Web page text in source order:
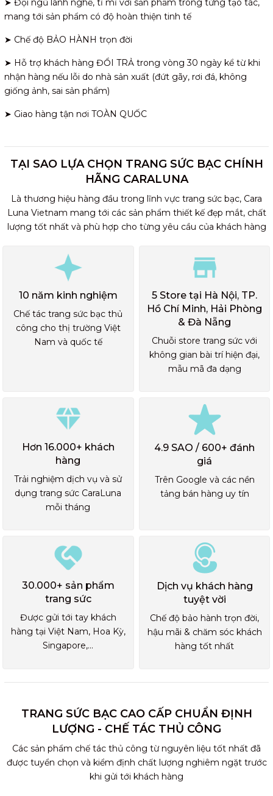
➤ Đội ngũ lành nghề, tỉ mỉ với sản phẩm trong từng tạo tác,
mang tới sản phẩm có độ hoàn thiện tinh tế
➤ Chế độ BẢO HÀNH trọn đời
➤ Hỗ trợ khách hàng ĐỔI TRẢ trong vòng 30 ngày kể từ khi
nhận hàng nếu lỗi do nhà sản xuất (đứt gãy, rơi đá, không
giống ảnh, sai sản phẩm)
➤ Giao hàng tận nơi TOÀN QUỐC
TẠI SAO LỰA CHỌN TRANG SỨC BẠC CHÍNH
HÃNG CARALUNA
Là thương hiệu hàng đầu trong lĩnh vực trang sức bạc, Cara
Luna Vietnam mang tới các sản phẩm thiết kế đẹp mắt, chất
lượng tốt nhất và phù hợp cho từng yêu cầu của khách hàng
10 năm kinh nghiệm
Chế tác trang sức bạc thủ
công cho thị trường Việt
Nam và quốc tế
5 Store tại Hà Nội, TP.
Hồ Chí Minh, Hải Phòng
& Đà Nẵng
Chuỗi store trang sức với
không gian bài trí hiện đại,
mẫu mã đa dạng
Hơn 16.000+ khách
hàng
Trải nghiệm dịch vụ và sử
dụng trang sức CaraLuna
mỗi tháng
4.9 SAO / 600+ đánh
giá
Trên Google và các nền
tảng bán hàng uy tín
30.000+ sản phẩm
trang sức
Được gửi tới tay khách
hàng tại Việt Nam, Hoa Kỳ,
Singapore,...
Dịch vụ khách hàng
tuyệt vời
Chế độ bảo hành trọn đời,
hậu mãi & chăm sóc khách
hàng tốt nhất
TRANG SỨC BẠC CAO CẤP CHUẨN ĐỊNH
LƯỢNG - CHẾ TÁC THỦ CÔNG
Các sản phẩm chế tác thủ công từ nguyên liệu tốt nhất đã
được tuyển chọn và kiểm định chất lượng nghiêm ngặt trước
khi gửi tới khách hàng